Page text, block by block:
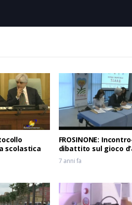
scolastica
FROSINONE:
dibattito sul gioco
7 anni fa